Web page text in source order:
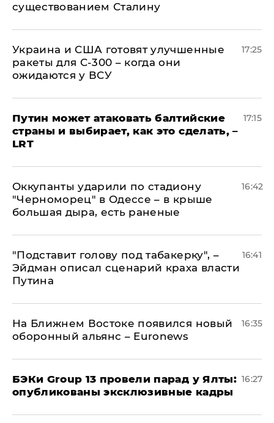
существованием Сталину
Украина и США готовят улучшенные
ракеты для С-300 – когда они
ожидаются у ВСУ
17:25
Путин может атаковать балтийские
страны и выбирает, как это сделать, –
LRT
17:15
Оккупанты ударили по стадиону
"Черноморец" в Одессе – в крыше
большая дыра, есть раненые
16:42
​"Подставит голову под табакерку", –
Эйдман описал сценарий краха власти
Путина
16:41
На Ближнем Востоке появился новый
оборонный альянс – Euronews
16:35
​БЭКи Group 13 провели парад у Ялты:
опубликованы эксклюзивные кадры
16:27